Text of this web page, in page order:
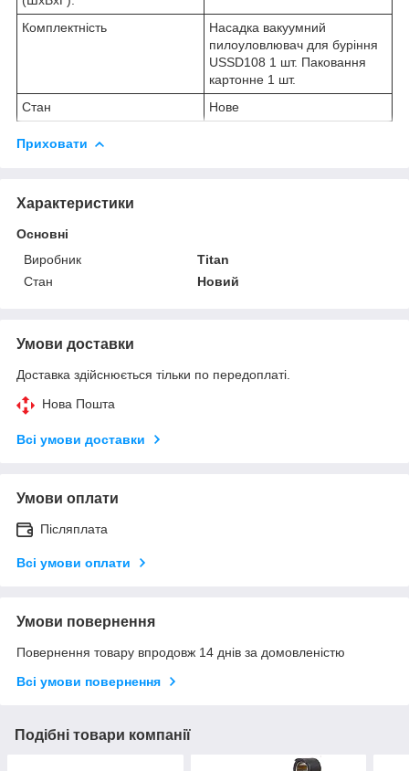
Комплектність
Насадка вакуумний
пилоуловлювач для буріння
USSD108 1 шт. Паковання
картонне 1 шт.
Стан
Нове
Приховати
Характеристики
Основні
Виробник
Titan
Стан
Новий
Умови доставки
Доставка здійснюється тільки по передоплаті.
Нова Пошта
Всі умови доставки
Умови оплати
Післяплата
Всі умови оплати
Умови повернення
Повернення товару впродовж 14 днів за домовленістю
Всі умови повернення
Подібні товари компанії